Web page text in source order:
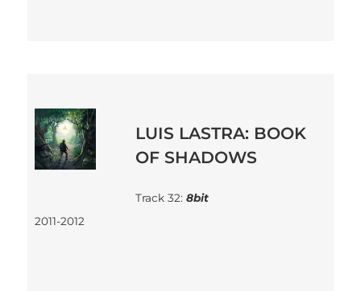
2011-2012
LUIS LASTRA: BOOK
OF SHADOWS
Track 32:8bit